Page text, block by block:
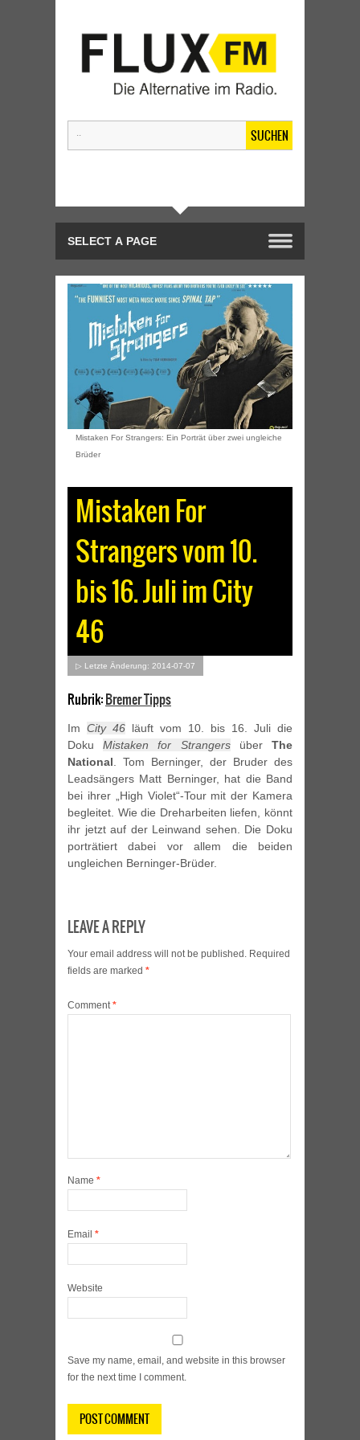
SUCHEN
Mistaken For Strangers: Ein Porträt über zwei ungleiche
Brüder
Mistaken For
Strangers vom 10.
bis 16. Juli im City
46
▷ Letzte Änderung: 2014-07-07
Rubrik:Bremer Tipps
Im City 46 läuft vom 10. bis 16. Juli die
DokuMistaken for StrangersüberThe
National . Tom Berninger, der Bruder des
Leadsängers Matt Berninger, hat die Band
bei ihrer „High Violet“-Tour mit der Kamera
begleitet. Wie die Dreharbeiten liefen, könnt
ihr jetzt auf der Leinwand sehen. Die Doku
porträtiert dabei vor allem die beiden
ungleichen Berninger-Brüder.
LEAVE A REPLY
Your email address will not be published. Required
fields are marked *
Comment*
Name *
Email *
Website
Save my name, email, and website in this browser
for the next time I comment.